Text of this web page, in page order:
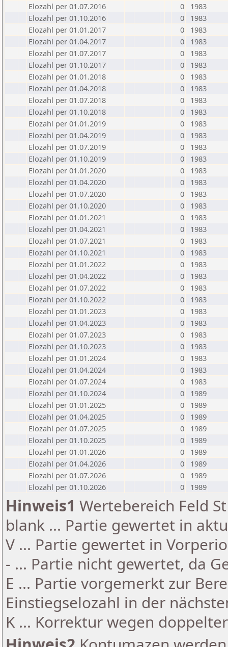
Elozahl per 01.07.2016
0
1983
Elozahl per 01.10.2016
0
1983
Elozahl per 01.01.2017
0
1983
Elozahl per 01.04.2017
0
1983
Elozahl per 01.07.2017
0
1983
Elozahl per 01.10.2017
0
1983
Elozahl per 01.01.2018
0
1983
Elozahl per 01.04.2018
0
1983
Elozahl per 01.07.2018
0
1983
Elozahl per 01.10.2018
0
1983
Elozahl per 01.01.2019
0
1983
Elozahl per 01.04.2019
0
1983
Elozahl per 01.07.2019
0
1983
Elozahl per 01.10.2019
0
1983
Elozahl per 01.01.2020
0
1983
Elozahl per 01.04.2020
0
1983
Elozahl per 01.07.2020
0
1983
Elozahl per 01.10.2020
0
1983
Elozahl per 01.01.2021
0
1983
Elozahl per 01.04.2021
0
1983
Elozahl per 01.07.2021
0
1983
Elozahl per 01.10.2021
0
1983
Elozahl per 01.01.2022
0
1983
Elozahl per 01.04.2022
0
1983
Elozahl per 01.07.2022
0
1983
Elozahl per 01.10.2022
0
1983
Elozahl per 01.01.2023
0
1983
Elozahl per 01.04.2023
0
1983
Elozahl per 01.07.2023
0
1983
Elozahl per 01.10.2023
0
1983
Elozahl per 01.01.2024
0
1983
Elozahl per 01.04.2024
0
1983
Elozahl per 01.07.2024
0
1983
Elozahl per 01.10.2024
0
1989
Elozahl per 01.01.2025
0
1989
Elozahl per 01.04.2025
0
1989
Elozahl per 01.07.2025
0
1989
Elozahl per 01.10.2025
0
1989
Elozahl per 01.01.2026
0
1989
Elozahl per 01.04.2026
0
1989
Elozahl per 01.07.2026
0
1989
Elozahl per 01.10.2026
0 1989
Hinweis1 Wertebereich Feld
blank ... Partie gewertet in
V ... Partie gewertet in
- ... Partie nicht gewertet, da
E ... Partie vorgemerkt zur
Einstiegselozahl in der
K ... Korrektur wegen